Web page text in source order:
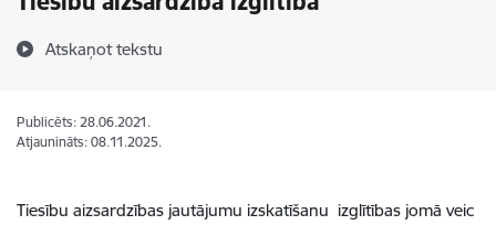
Atskaņot tekstu
Publicēts: 28.06.2021.
Atjaunināts: 08.11.2025.
Tiesību aizsardzības jautājumu izskatīšanu izglītības jomā veic